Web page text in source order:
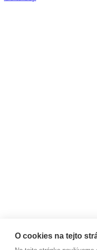
O cookies na tejto